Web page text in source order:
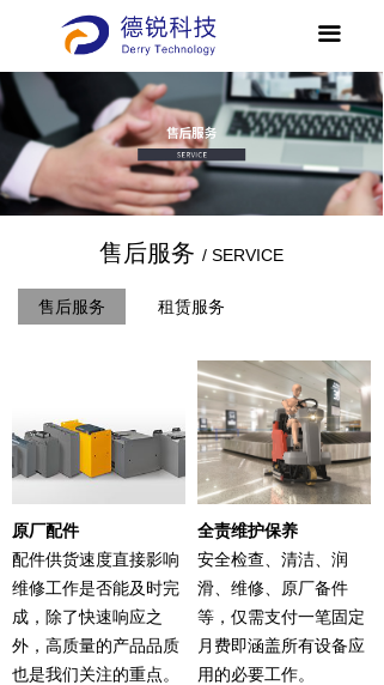
끀
售后服务 / SERVICE
售后服务 租赁服务
原厂配件
配件供货速度直接影响
维修工作是否能及时完
成，除了快速响应之
外，高质量的产品品质
也是我们关注的重点。
全责维护保养
安全检查、清洁、润
滑、维修、原厂备件
等，仅需支付一笔固定
月费即涵盖所有设备应
用的必要工作。